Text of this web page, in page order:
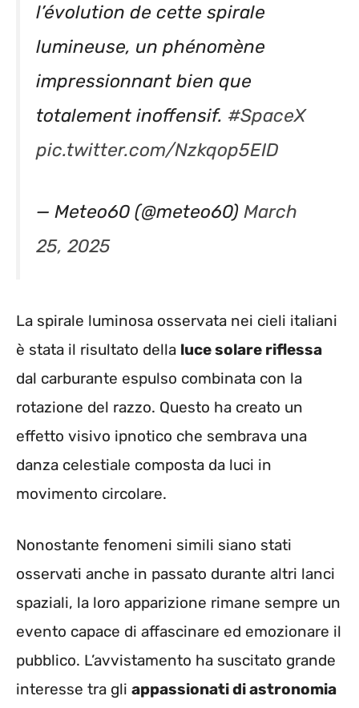
l’évolution de cette spirale
lumineuse, un phénomène
impressionnant bien que
totalement inoffensif. #SpaceX
pic.twitter.com/Nzkqop5EID
— Meteo60 (@meteo60) March
25, 2025
La spirale luminosa osservata nei cieli italiani
è stata il risultato della luce solare riflessa
dal carburante espulso combinata con la
rotazione del razzo. Questo ha creato un
effetto visivo ipnotico che sembrava una
danza celestiale composta da luci in
movimento circolare.
Nonostante fenomeni simili siano stati
osservati anche in passato durante altri lanci
spaziali, la loro apparizione rimane sempre un
evento capace di affascinare ed emozionare il
pubblico. L’avvistamento ha suscitato grande
interesse tra gli appassionati di astronomia